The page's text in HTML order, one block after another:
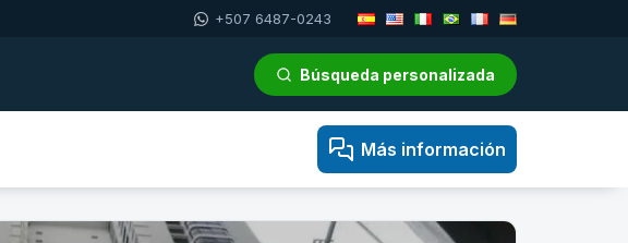
+507 6487-0243
Búsqueda personalizada
Más información